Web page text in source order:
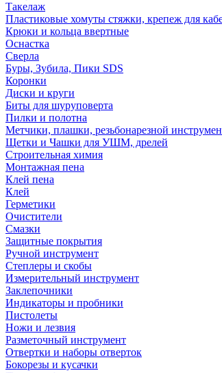
Такелаж
Пластиковые хомуты стяжки, крепеж для
Крюки и кольца ввертные
Оснастка
Сверла
Буры, Зубила, Пики SDS
Коронки
Диски и круги
Биты для шуруповерта
Пилки и полотна
Метчики, плашки, резьбонарезной
Щетки и Чашки для УШМ, дрелей
Строительная химия
Монтажная пена
Клей пена
Клей
Герметики
Очистители
Смазки
Защитные покрытия
Ручной инструмент
Степлеры и скобы
Измерительный инструмент
Заклепочники
Индикаторы и пробники
Пистолеты
Ножи и лезвия
Разметочный инструмент
Отвертки и наборы отверток
Бокорезы и кусачки